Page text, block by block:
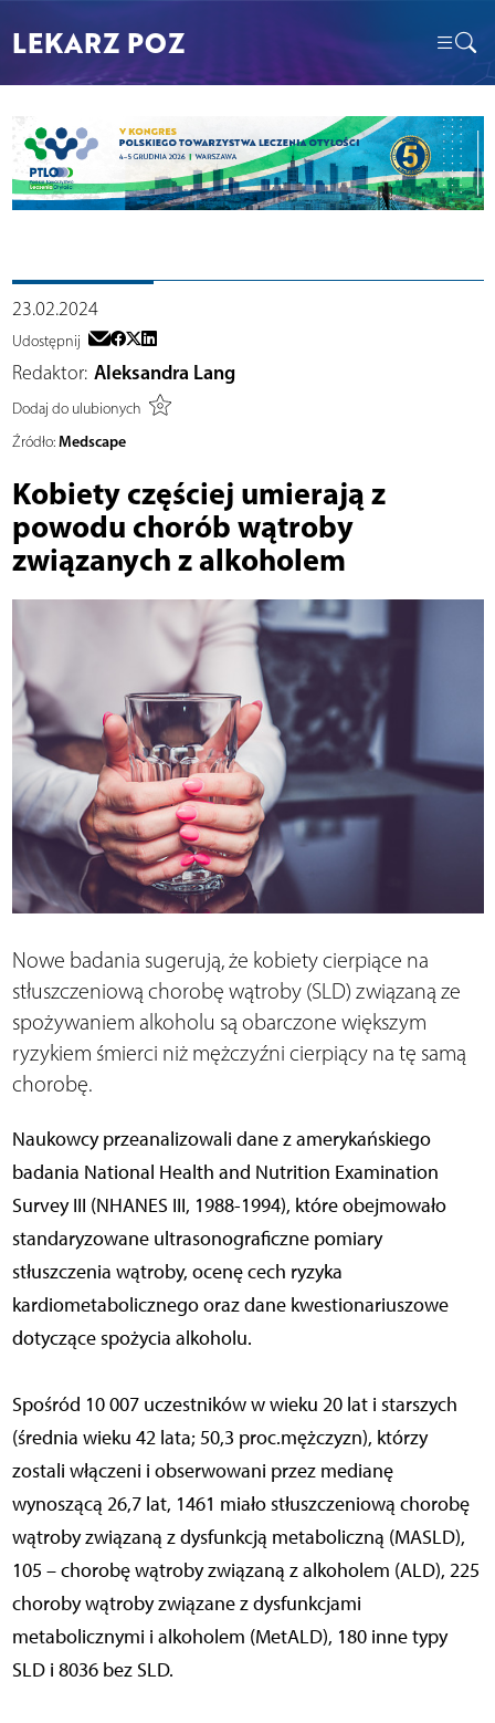
LEKARZ POZ
23.02.2024
Udostępnij
Redaktor: Aleksandra Lang
Dodaj do ulubionych
Źródło: Medscape
Kobiety częściej umierają z
powodu chorób wątroby
związanych z alkoholem
Nowe badania sugerują, że kobiety cierpiące na
stłuszczeniową chorobę wątroby (SLD) związaną ze
spożywaniem alkoholu są obarczone większym
ryzykiem śmierci niż mężczyźni cierpiący na tę samą
chorobę.
Naukowcy przeanalizowali dane z amerykańskiego
badania National Health and Nutrition Examination
Survey III (NHANES III, 1988-1994), które obejmowało
standaryzowane ultrasonograficzne pomiary
stłuszczenia wątroby, ocenę cech ryzyka
kardiometabolicznego oraz dane kwestionariuszowe
dotyczące spożycia alkoholu.
Spośród 10 007 uczestników w wieku 20 lat i starszych
(średnia wieku 42 lata; 50,3 proc.mężczyzn), którzy
zostali włączeni i obserwowani przez medianę
wynoszącą 26,7 lat, 1461 miało stłuszczeniową chorobę
wątroby związaną z dysfunkcją metaboliczną (MASLD),
105 – chorobę wątroby związaną z alkoholem (ALD), 225
choroby wątroby związane z dysfunkcjami
metabolicznymi i alkoholem (MetALD), 180 inne typy
SLD i 8036 bez SLD.